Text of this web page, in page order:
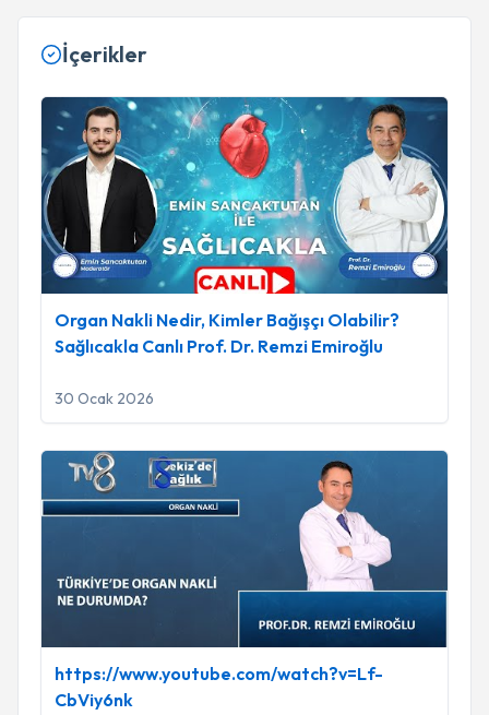
İçerikler
Organ Nakli Nedir, Kimler Bağışçı Olabilir? Sağlıcakla Canlı
Organ Nakli Nedir, Kimler Bağışçı Olabilir?
Sağlıcakla Canlı Prof. Dr. Remzi Emiroğlu
30 Ocak 2026
https://www.youtube.com/watch?v=Lf-CbViy6nk
https://www.youtube.com/watch?v=Lf-
CbViy6nk